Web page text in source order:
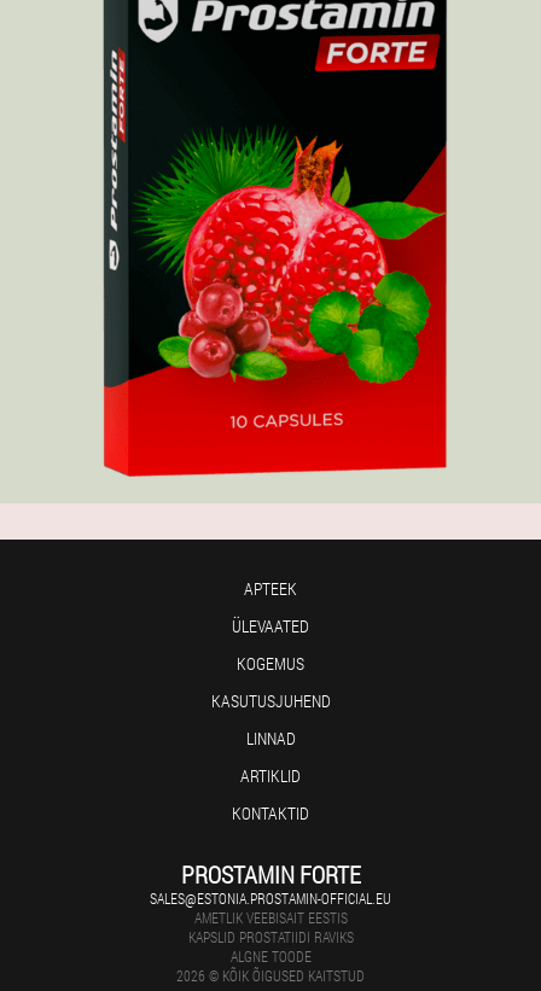
APTEEK
ÜLEVAATED
KOGEMUS
KASUTUSJUHEND
LINNAD
ARTIKLID
KONTAKTID
PROSTAMIN FORTE
SALES@ESTONIA.PROSTAMIN-OFFICIAL.EU
AMETLIK VEEBISAIT EESTIS
KAPSLID PROSTATIIDI RAVIKS
ALGNE TOODE
2026 © KÕIK ÕIGUSED KAITSTUD